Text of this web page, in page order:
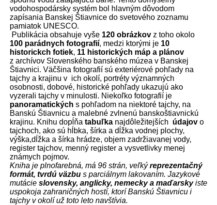
vodohospodársky systém bol hlavným dôvodom
zapísania Banskej Štiavnice do svetového zoznamu
pamiatok UNESCO.
Publikácia obsahuje vyše 120 obrázkov z toho okolo
100 parádnych fotografií, medzi ktorými je 10
historickch fotiek, 11 historických máp a plánov
z archívov Slovenského banského múzea v Banskej
Štiavnici. Väčšina fotografií sú exteriérové pohľady na
tajchy a krajinu v ich okolí, portréty významných
osobnosti, dobové, historické pohľady ukazujú ako
vyzerali tajchy v minulosti. Niekoľko fotografií je
panoramatických s pohľadom na niektoré tajchy, na
Banskú Štiavnicu a malebné zvlnenú banskoštiavnickú
krajinu. Knihu dopĺňa tabuľka najdôležitejších údajov o
tajchoch, ako sú hĺbka, šírka a dĺžka vodnej plochy,
výška,dĺžka a šírka hrádze, objem zadržiavanej vody,
register tajchov, menný register a vysvetlivky menej
známych pojmov.
Kniha je plnofarebná, má 96 strán, veľkýreprezentačný
formát, tvrdú väzbu s parciálnym lakovaním. Jazykové
mutácie slovensky, anglicky, nemecky a maďarskyiste
uspokoja zahraničných hostí, ktorí Banskú Štiavnicu i
tajchy v okolí už toto leto navštívia.